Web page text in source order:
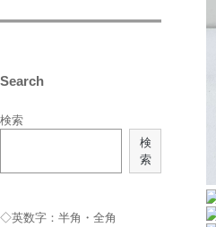
Search
検索
検
索
◇英数字：半角・全角